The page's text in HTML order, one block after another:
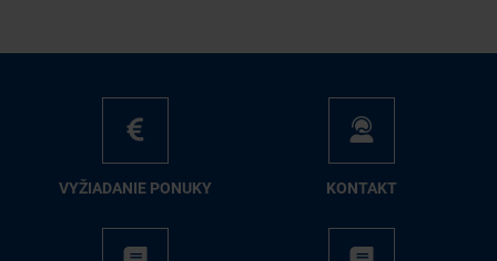
VY­ŽIA­DA­NIE PO­NU­KY KON­TAKT